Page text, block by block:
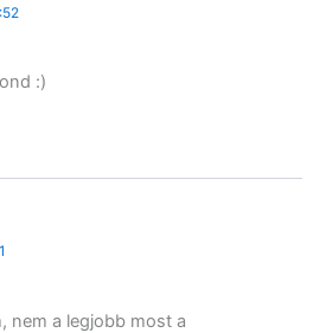
:)
nem a legjobb most a